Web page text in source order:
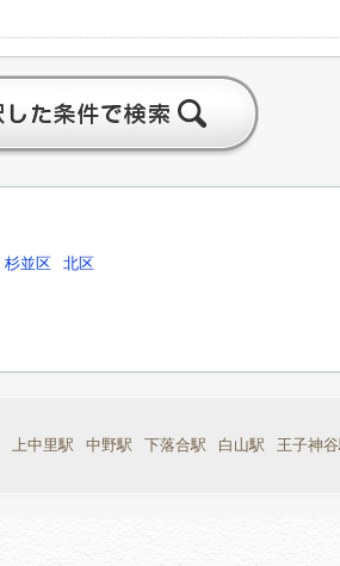
杉並区 北区
上中里駅 中野駅 下落合駅 白山駅 王子神